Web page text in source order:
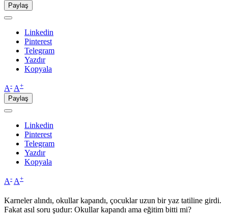
Paylaş
Linkedin
Pinterest
Telegram
Yazdır
Kopyala
A- A+
Paylaş
Linkedin
Pinterest
Telegram
Yazdır
Kopyala
A- A+
Karneler alındı, okullar kapandı, çocuklar uzun bir yaz tatiline girdi.
Fakat asıl soru şudur: Okullar kapandı ama eğitim bitti mi?